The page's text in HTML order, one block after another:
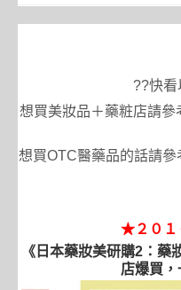
??快
想買美妝品＋藥粧店請參
想買OTC醫藥品的話請參
★２０１
《日本藥妝美研購2：藥
店爆買，